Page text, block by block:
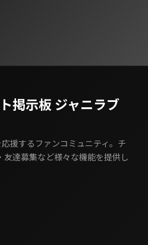
掲示板 ジャニラブ
援するファンコミュニティ。チ
達募集など様々な機能を提供し